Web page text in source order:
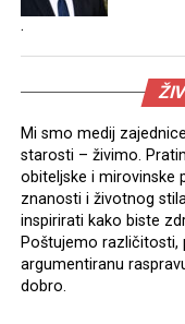
.
Mi smo medij
starosti – živimo.
obiteljske i mirovinske
znanosti i životnog
inspirirati kako biste
Poštujemo
argumentiranu
dobro.